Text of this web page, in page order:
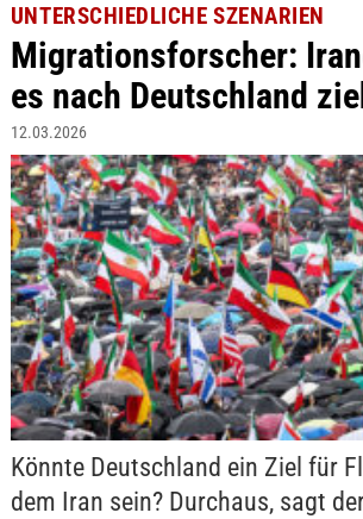
UNTERSCHIEDLICHE SZENARIEN
Migrationsforscher:
es nach Deutschland
12.03.2026
Könnte Deutschland ein Ziel für
dem Iran sein? Durchaus, sagt